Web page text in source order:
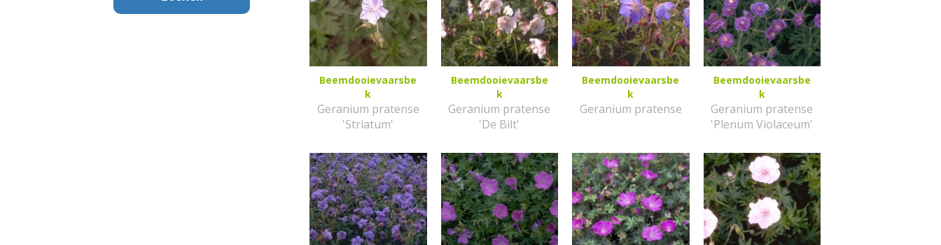
Beemdooievaarsbe
k
Geranium pratense
'Striatum'
Beemdooievaarsbe
k
Geranium pratense
'De Bilt'
Beemdooievaarsbe
k
Geranium pratense
Beemdooievaarsbe
k
Geranium pratense
'Plenum Violaceum'